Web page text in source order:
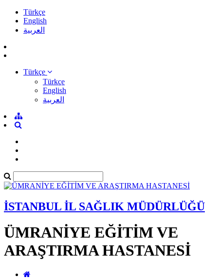
Türkçe
English
العربية
Türkçe
Türkçe
English
العربية
İSTANBUL İL SAĞLIK MÜDÜRLÜĞÜ
ÜMRANİYE EĞİTİM VE
ARAŞTIRMA HASTANESİ